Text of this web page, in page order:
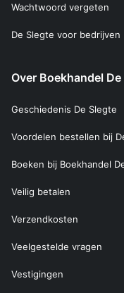
Wachtwoord vergeten
De Slegte voor bedrijven
Over Boekhandel
Geschiedenis De Slegte
Voordelen bestellen bij
Boeken bij Boekhandel
Veilig betalen
Verzendkosten
Veelgestelde vragen
Vestigingen